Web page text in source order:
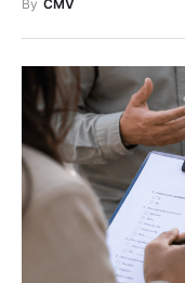
By CMV